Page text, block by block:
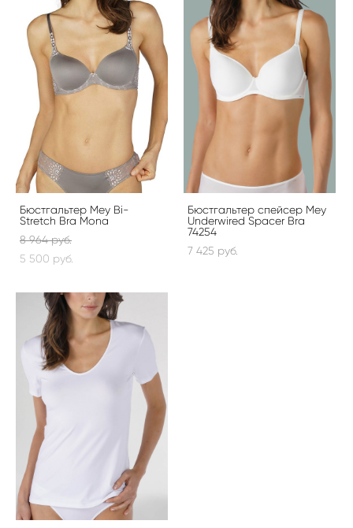
Бюстгальтер Mey Bi-
Stretch Bra Mona
8 964 pуб.
5 500 pуб.
Бюстгальтер спейсер Mey
Underwired Spacer Bra
74254
7 425 pуб.